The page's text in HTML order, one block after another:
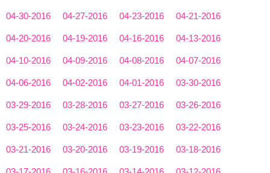
04-30-2016 04-27-2016 04-23-2016 04-21-2016
04-20-2016 04-19-2016 04-16-2016 04-13-2016
04-10-2016 04-09-2016 04-08-2016 04-07-2016
04-06-2016 04-02-2016 04-01-2016 03-30-2016
03-29-2016 03-28-2016 03-27-2016 03-26-2016
03-25-2016 03-24-2016 03-23-2016 03-22-2016
03-21-2016 03-20-2016 03-19-2016 03-18-2016